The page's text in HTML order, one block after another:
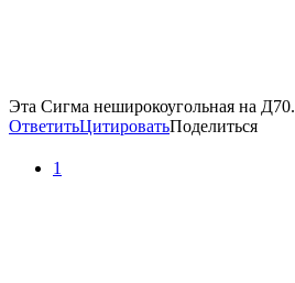
Эта Сигма неширокоугольная на Д70.
ОтветитьЦитироватьПоделиться
1